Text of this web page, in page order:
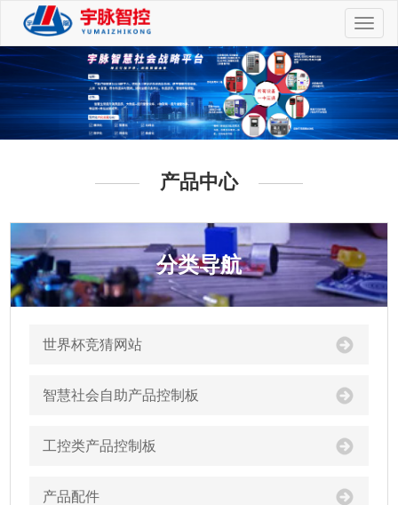
切
换
航
产品中心
分类导航
世界杯竞猜网站
智慧社会自助产品控制板
工控类产品控制板
产品配件